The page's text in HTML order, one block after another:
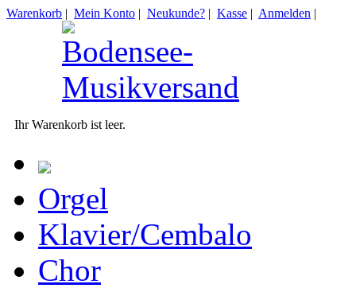
Warenkorb | Mein Konto | Neukunde? | Kasse | Anmelden |
Ihr Warenkorb ist leer.
Orgel
Klavier/Cembalo
Chor